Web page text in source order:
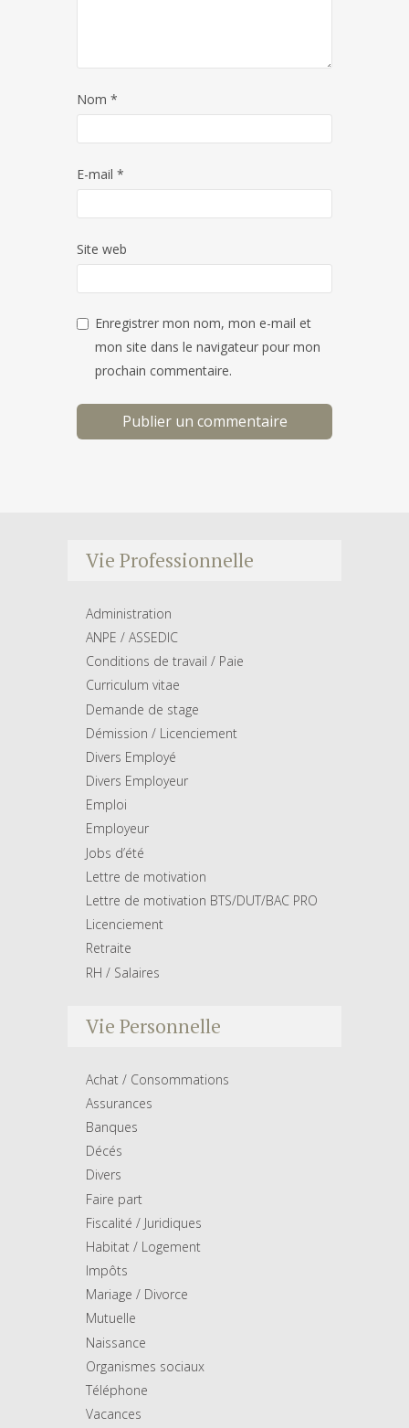
Nom *
E-mail *
Site web
Enregistrer mon nom, mon e-mail et
mon site dans le navigateur pour mon
prochain commentaire.
Vie Professionnelle
Administration
ANPE / ASSEDIC
Conditions de travail / Paie
Curriculum vitae
Demande de stage
Démission / Licenciement
Divers Employé
Divers Employeur
Emploi
Employeur
Jobs d’été
Lettre de motivation
Lettre de motivation BTS/DUT/BAC PRO
Licenciement
Retraite
RH / Salaires
Vie Personnelle
Achat / Consommations
Assurances
Banques
Décés
Divers
Faire part
Fiscalité / Juridiques
Habitat / Logement
Impôts
Mariage / Divorce
Mutuelle
Naissance
Organismes sociaux
Téléphone
Vacances